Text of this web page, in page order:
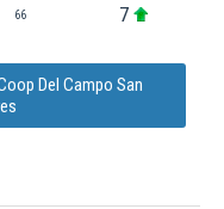
66 7
Del Campo San